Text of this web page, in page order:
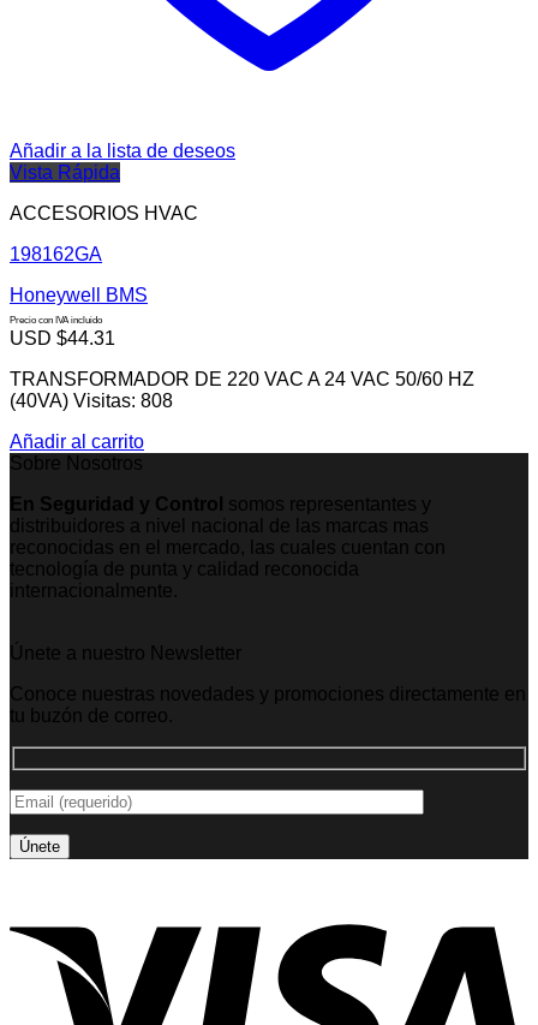
Añadir a la lista de deseos
Vista Rápida
ACCESORIOS HVAC
198162GA
Honeywell BMS
Precio con IVA incluido
USD $44.31
TRANSFORMADOR DE 220 VAC A 24 VAC 50/60 HZ
(40VA) Visitas: 808
Añadir al carrito
Sobre Nosotros
En Seguridad y Control somos representantes y
distribuidores a nivel nacional de las marcas mas
reconocidas en el mercado, las cuales cuentan con
tecnología de punta y calidad reconocida
internacionalmente.
Únete a nuestro Newsletter
Conoce nuestras novedades y promociones directamente en
tu buzón de correo.